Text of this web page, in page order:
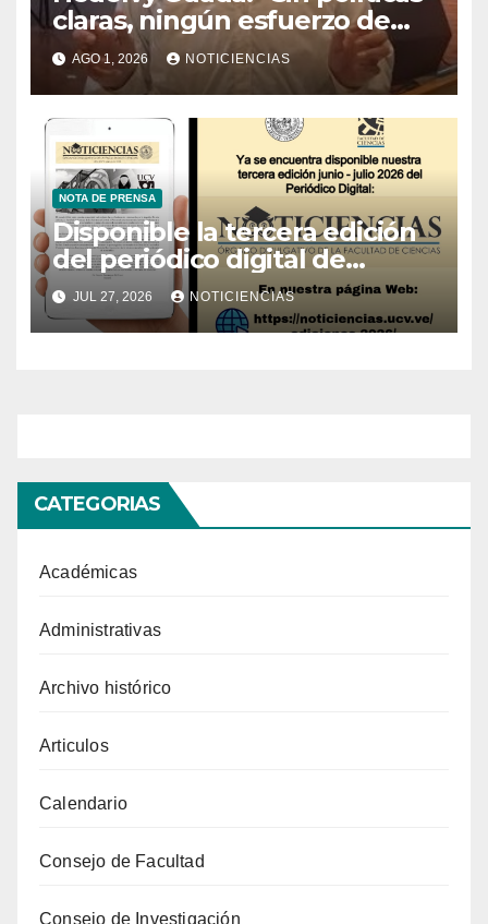
claras, ningún esfuerzo de
conservación rendirá frutos”
AGO 1, 2026 NOTICIENCIAS
NOTA DE PRENSA
Disponible la tercera edición
del periódico digital de
Noticiencias 2026
JUL 27, 2026 NOTICIENCIAS
CATEGORIAS
Académicas
Administrativas
Archivo histórico
Articulos
Calendario
Consejo de Facultad
Consejo de Investigación